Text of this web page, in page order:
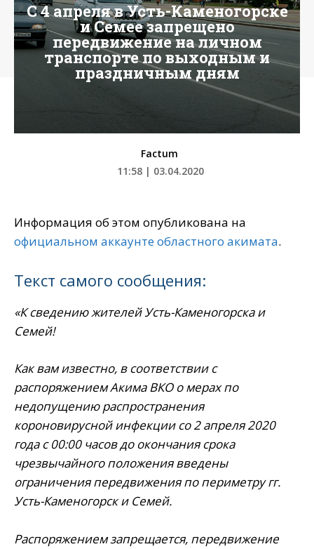
С 4 апреля в Усть-Каменогорске
и Семее запрещено
передвижение на личном
транспорте по выходным и
праздничным дням
Factum
11:58 | 03.04.2020
Информация об этом опубликована на
официальном аккаунте областного акимата.
Текст самого сообщения:
«К сведению жителей Усть-Каменогорска и
Семей!
Как вам известно, в соответствии с
распоряжением Акима ВКО о мерах по
недопущению распространения
короновирусной инфекции со 2 апреля 2020
года с 00:00 часов до окончания срока
чрезвычайного положения введены
ограничения передвижения по периметру гг.
Усть-Каменогорск и Семей.
Распоряжением запрещается, передвижение